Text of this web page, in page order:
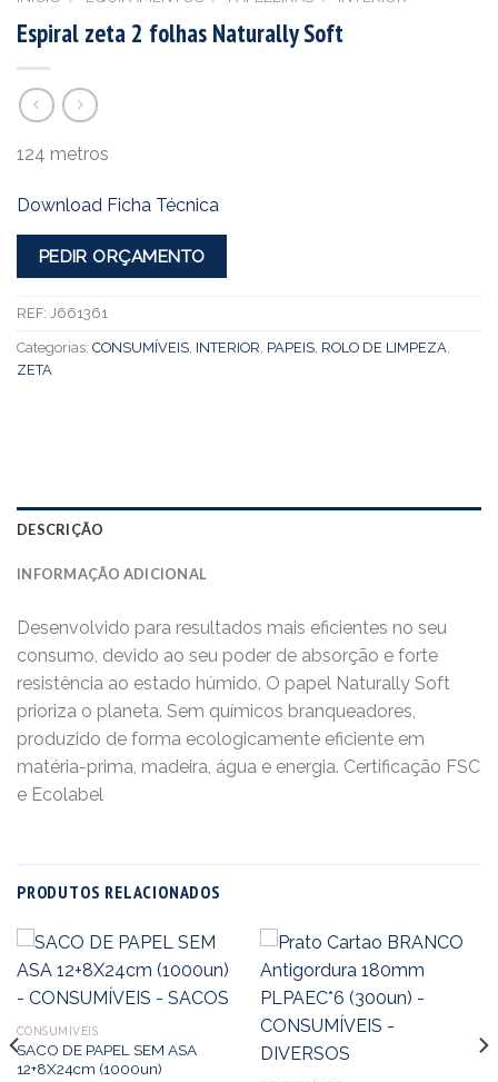
Espiral zeta 2 folhas Naturally Soft
124 metros
Download Ficha Técnica
PEDIR ORÇAMENTO
REF: J661361
Categorias: CONSUMÍVEIS INTERIOR PAPEIS ROLO DE LIMPEZA
ZETA
DESCRIÇÃO
INFORMAÇÃO ADICIONAL
Desenvolvido para resultados mais eficientes no seu
consumo, devido ao seu poder de absorção e forte
resistência ao estado húmido. O papel Naturally Soft
prioriza o planeta. Sem químicos branqueadores,
produzido de forma ecologicamente eficiente em
matéria-prima, madeira, água e energia. Certificação FSC
e Ecolabel
PRODUTOS RELACIONADOS
CONSUMÍVEIS
SACO DE PAPEL SEM ASA
12+8X24cm (1000un)